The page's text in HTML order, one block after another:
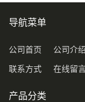
导航菜单
公司首页 公司介绍
联系方式 在线留
产品分类